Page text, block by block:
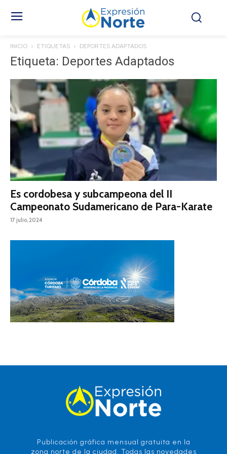
INICIO ETIQUETAS DEPORTES ADAPTADOS
Etiqueta: Deportes Adaptados
Es cordobesa y subcampeona del II
Campeonato Sudamericano de Para-Karate
17 julio, 2024
Publicación gráfica mensual gratuita en la
zona norte de la ciudad. Todas las novedades